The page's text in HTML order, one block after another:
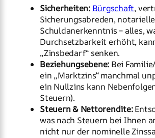
Sicherheiten: Bürgschaft,
Sicherungsabreden,
Schuldanerkenntnis – alles,
Durchsetzbarkeit erhöht,
„Zinsbedarf“ senken.
Beziehungsebene: Bei
ein „Marktzins“ manchmal
ein Nullzins kann
Steuern).
Steuern & Nettorendite:
was nach Steuern bei Ihnen
nicht nur der nominelle